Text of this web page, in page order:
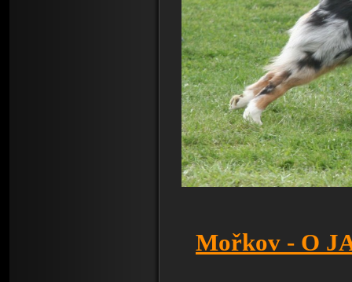
Mořkov - O